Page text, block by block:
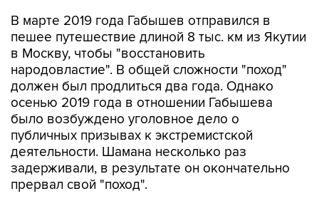
В марте 2019 года Габышев отправился в
пешее путешествие длиной 8 тыс. км из Якутии
в Москву, чтобы "восстановить
народовластие". В общей сложности "поход"
должен был продлиться два года. Однако
осенью 2019 года в отношении Габышева
было возбуждено уголовное дело о
публичных призывах к экстремистской
деятельности. Шамана несколько раз
задерживали, в результате он окончательно
прервал свой "поход".